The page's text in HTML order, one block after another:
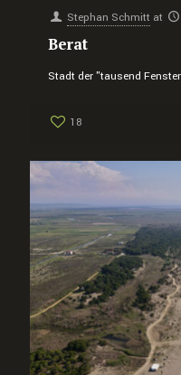
Stephan Schmitt at
Berat
Stadt der "tausend
18